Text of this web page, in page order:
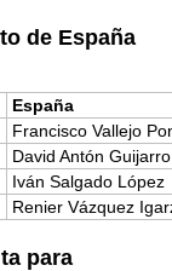
de España
España
Francisco Vallejo
David Antón Guijarro
Iván Salgado López
Renier Vázquez
para